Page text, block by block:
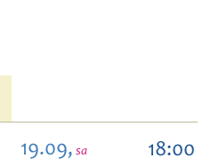
19.09, sa 18:00